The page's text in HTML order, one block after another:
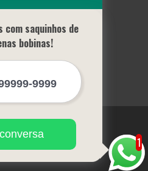
1
com saquinhos de
bobinas!